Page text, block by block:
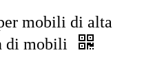
mobili di alta
di mobili